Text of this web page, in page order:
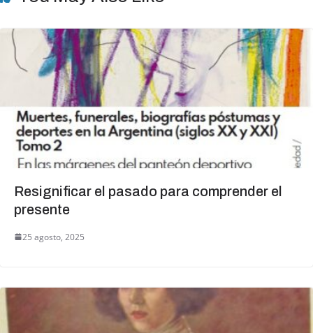
Resignificar el pasado para comprender el
presente
25 agosto, 2025